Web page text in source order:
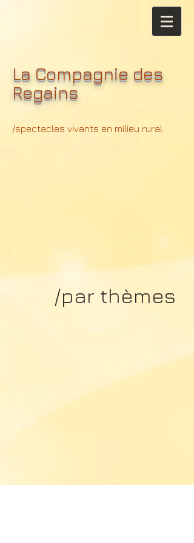
La Compagnie des
Regains
/spectacles vivants en milieu rural
/par thèmes
environnementnoël